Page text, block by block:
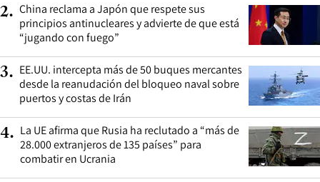
2. China reclama a Japón que respete sus
principios antinucleares y advierte de que está
“jugando con fuego”
3. EE.UU. intercepta más de 50 buques mercantes
desde la reanudación del bloqueo naval sobre
puertos y costas de Irán
4. La UE afirma que Rusia ha reclutado a “más de
28.000 extranjeros de 135 países” para
combatir en Ucrania